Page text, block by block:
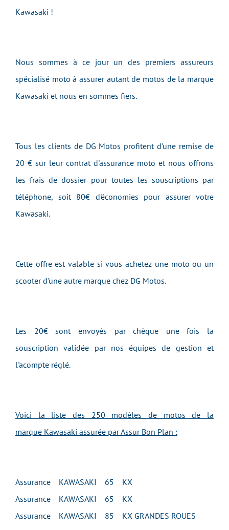
Kawasaki !
Nous sommes à ce jour un des premiers assureurs
spécialisé moto à assurer autant de motos de la marque
Kawasaki et nous en sommes fiers.
Tous les clients de DG Motos profitent d'une remise de
20 € sur leur contrat d'assurance moto et nous offrons
les frais de dossier pour toutes les souscriptions par
téléphone, soit 80€ d'économies pour assurer votre
Kawasaki.
Cette offre est valable si vous achetez une moto ou un
scooter d'une autre marque chez DG Motos.
Les 20€ sont envoyés par chèque une fois la
souscription validée par nos équipes de gestion et
l'acompte réglé.
Voici la liste des 250 modèles de motos de la
marque Kawasaki assurée par Assur Bon Plan :
Assurance KAWASAKI 65 KX
Assurance KAWASAKI 65 KX
Assurance KAWASAKI 85 KX GRANDES ROUES